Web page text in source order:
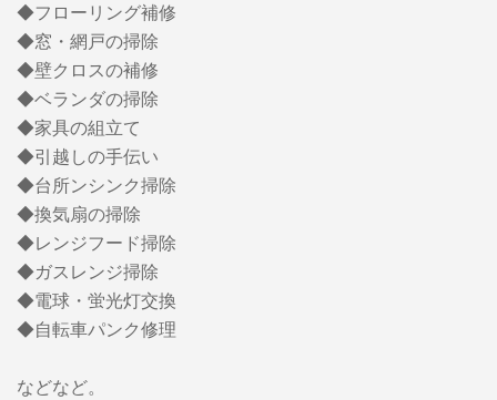
◆フローリング補修
◆窓・網戸の掃除
◆壁クロスの補修
◆ベランダの掃除
◆家具の組立て
◆引越しの手伝い
◆台所ンシンク掃除
◆換気扇の掃除
◆レンジフード掃除
◆ガスレンジ掃除
◆電球・蛍光灯交換
◆自転車パンク修理
などなど。